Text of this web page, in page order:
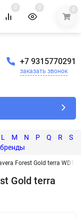
0 0 0
+7 9315770291
заказать звонок
L M N P Q R
S
Forest Gold terra WD11
Gold terra